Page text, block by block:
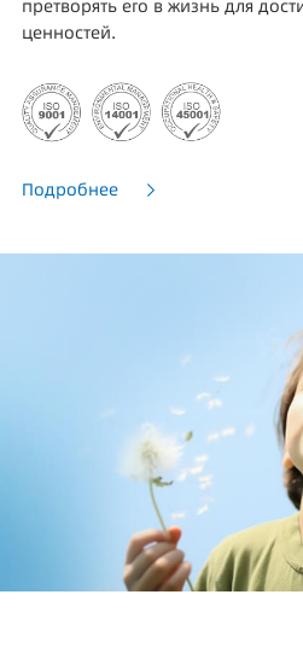
претворять его в жизнь для
ценностей.
Подробнее